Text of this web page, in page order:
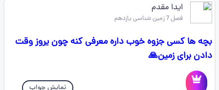
ایدا مقدم
فصل 7 زمین شناسی یازدهم
بچه ها کسی جزوه خوب داره معرفی کنه چون یروز وقت
دادن برای زمین🙏
نمایش جواب